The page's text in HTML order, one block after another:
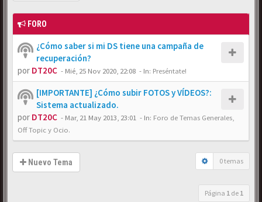
FORO
¿Cómo saber si mi DS tiene una campaña de
recuperación?
por DT20C - Mié, 25 Nov 2020, 22:08 - In: Preséntate!
[IMPORTANTE] ¿Cómo subir FOTOS y VÍDEOS?:
Sistema actualizado.
por DT20C - Mar, 21 May 2013, 23:01 - In: Foro de Temas Generales,
Off Topic y Ocio.
Nuevo Tema 0 temas
Página 1 de 1